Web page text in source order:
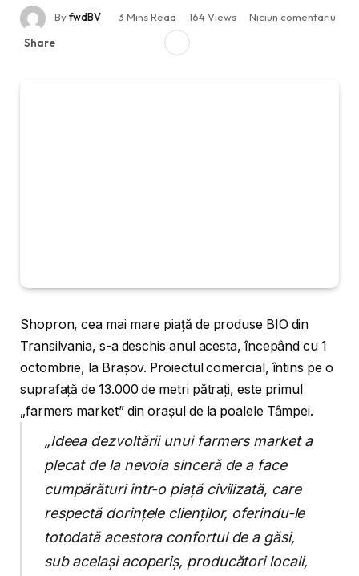
ByfwdBV 3 Mins Read 164Views
Niciun comentariu
Share
Shopron, cea mai mare piață de produse BIO din
Transilvania, s-a deschis anul acesta, începând cu 1
octombrie, la Brașov. Proiectul comercial, întins pe o
suprafață de 13.000 de metri pătrați, este primul
„farmers market” din orașul de la poalele Tâmpei.
„Ideea dezvoltării unui farmers market a
plecat de la nevoia sinceră de a face
cumpărături într-o piață civilizată, care
respectă dorințele clienților, oferindu-le
totodată acestora confortul de a găsi,
sub același acoperiș, producători locali,